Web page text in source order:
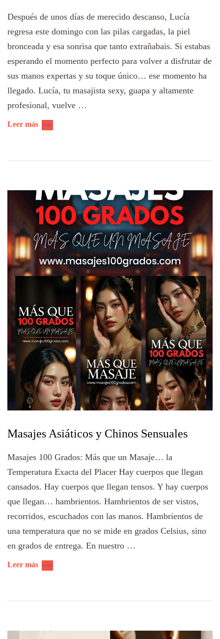
Después de unos días de merecido descanso, Lucía
regresa este domingo con las pilas cargadas, la piel
bronceada y esa sonrisa que tanto extrañabais. Si estabas
esperando el momento perfecto para volver a disfrutar de
sus manos expertas y su toque único… ese momento ha
llegado. Lucía, tu masajista sexy, guapa y altamente
profesional, vuelve …
Leer más
Masajes Asiáticos y Chinos Sensuales
Masajes 100 Grados: Más que un Masaje… la
Temperatura Exacta del Placer Hay cuerpos que llegan
cansados. Hay cuerpos que llegan tensos. Y hay cuerpos
que llegan… hambrientos. Hambrientos de ser vistos,
recorridos, escuchados con las manos. Hambrientos de
una temperatura que no se mide en grados Celsius, sino
en grados de entrega. En nuestro …
Leer más